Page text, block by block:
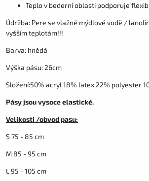
Teplo v bederní oblasti podporuje
Údržba: Pere se vlažné mýdlové vodě /
vyšším teplotám!!!
Barva: hnědá
Výška pásu: 26cm
Složení:50% acryl 18% latex 22% polyester
Pásy jsou vysoce elastické.
Velikosti /obvod pasu:
S 75 - 85 cm
M 85 - 95 cm
L 95 - 105 cm